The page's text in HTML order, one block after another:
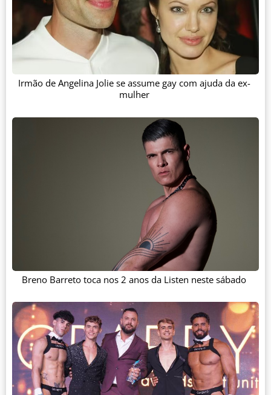
Irmão de Angelina Jolie se assume gay com ajuda da ex-
mulher
Breno Barreto toca nos 2 anos da Listen neste sábado